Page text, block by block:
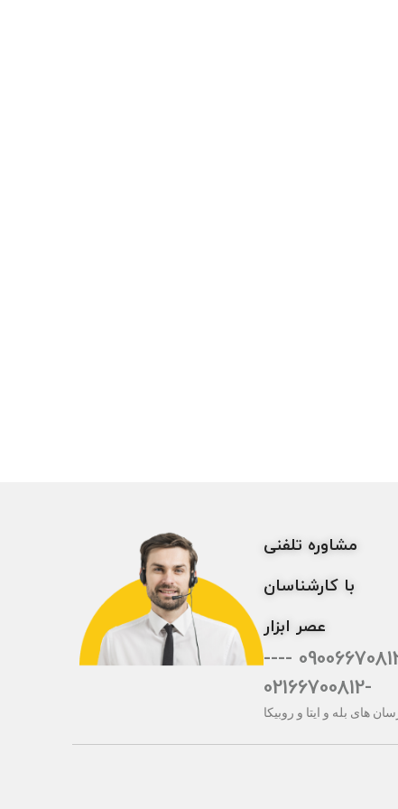
مشاوره تلفنی
با کارشناسان
عصر ابزار
09006670812 ----
-02166700812
های بله و ایتا و روبیکا